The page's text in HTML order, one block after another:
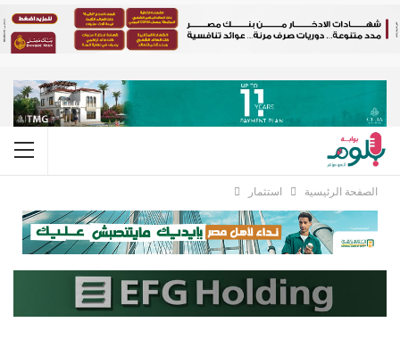
الصفحة الرئيسية استثمار